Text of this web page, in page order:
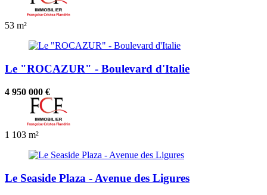
53 m²
Le "ROCAZUR" - Boulevard d'Italie
4 950 000 €
1 103 m²
Le Seaside Plaza - Avenue des Ligures